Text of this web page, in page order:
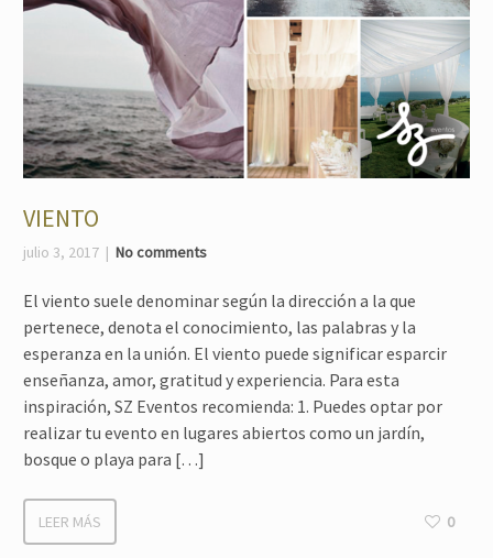
VIENTO
julio 3, 2017 No comments
El viento suele denominar según la dirección a la que
pertenece, denota el conocimiento, las palabras y la
esperanza en la unión. El viento puede significar esparcir
enseñanza, amor, gratitud y experiencia. Para esta
inspiración, SZ Eventos recomienda: 1. Puedes optar por
realizar tu evento en lugares abiertos como un jardín,
bosque o playa para […]
LEER MÁS 0